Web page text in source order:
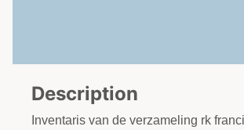
Description
Inventaris van de verzameling rk